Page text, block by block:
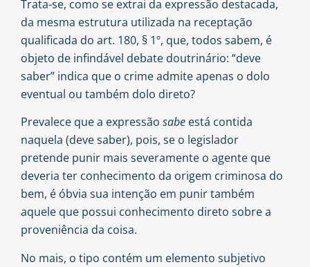
Trata-se, como se extrai da expressão destacada,
da mesma estrutura utilizada na receptação
qualificada do art. 180, § 1º, que, todos sabem, é
objeto de infindável debate doutrinário: “deve
saber” indica que o crime admite apenas o dolo
eventual ou também dolo direto?
Prevalece que a expressão sabe está contida
naquela (deve saber), pois, se o legislador
pretende punir mais severamente o agente que
deveria ter conhecimento da origem criminosa do
bem, é óbvia sua intenção em punir também
aquele que possui conhecimento direto sobre a
proveniência da coisa.
No mais, o tipo contém um elemento subjetivo